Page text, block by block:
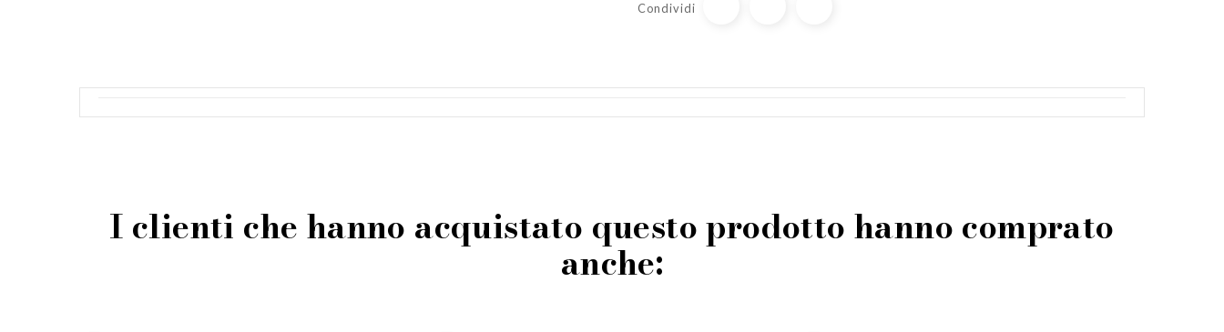
Condividi
I clienti che hanno acquistato questo prodotto hanno comprato
anche: